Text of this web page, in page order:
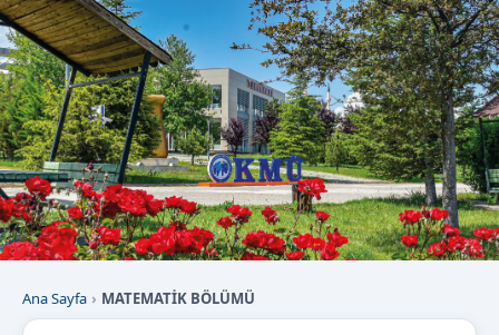
Ana Sayfa MATEMATİK BÖLÜMÜ